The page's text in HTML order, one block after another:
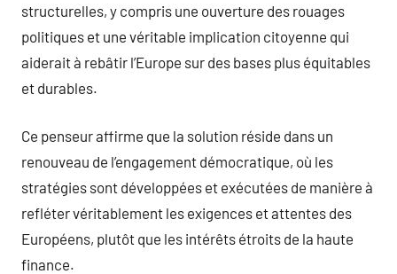
structurelles, y compris une ouverture des rouages
politiques et une véritable implication citoyenne qui
aiderait à rebâtir l’Europe sur des bases plus équitables
et durables.
Ce penseur affirme que la solution réside dans un
renouveau de l’engagement démocratique, où les
stratégies sont développées et exécutées de manière à
refléter véritablement les exigences et attentes des
Européens, plutôt que les intérêts étroits de la haute
finance.